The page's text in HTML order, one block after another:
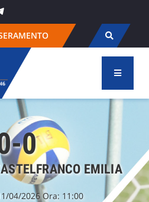
0
EMILIA
04/2026 Ora: 11:00